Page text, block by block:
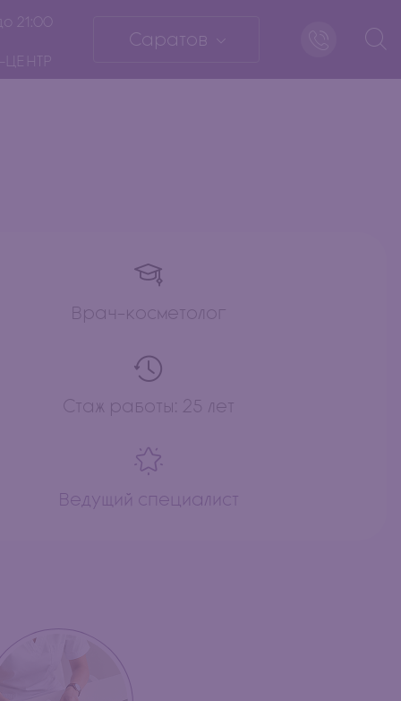
21:00
Саратов
Врач-косметолог
Стаж работы: 25 лет
Ведущий специалист